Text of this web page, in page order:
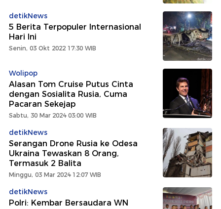
detikNews
5 Berita Terpopuler Internasional
Hari Ini
Senin, 03 Okt 2022 17:30 WIB
Wolipop
Alasan Tom Cruise Putus Cinta
dengan Sosialita Rusia, Cuma
Pacaran Sekejap
Sabtu, 30 Mar 2024 03:00 WIB
detikNews
Serangan Drone Rusia ke Odesa
Ukraina Tewaskan 8 Orang,
Termasuk 2 Balita
Minggu, 03 Mar 2024 12:07 WIB
detikNews
Polri: Kembar Bersaudara WN